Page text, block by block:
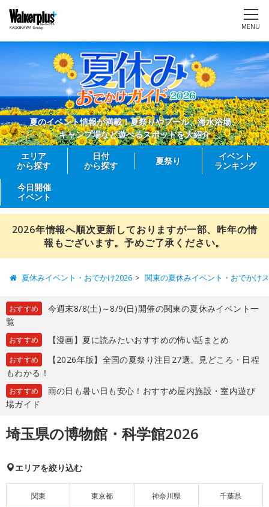
MENU
夏のイベント情報が満載！夏祭りやプール、海水浴場、
キャンプ場など遊べるスポットを大紹介
エリア
から探す
日付
から探す
夏祭り
イベント
ランキング
今日開催
イベント
2026年情報へ順次更新しておりますが一部、昨年の情
報もございます。予めご了承ください。
夏休みイベント・おでかけ2026 関東の夏休みイベント・おでかけ
おすすめ
今週末8/8(土)～8/9(日)開催の関東の夏休みイベント一
覧
おすすめ 【漫画】夏に読みたいおすすめの怖い話まとめ
おすすめ
【2026年版】全国の夏祭り注目27選。見どころ・日程
もわかる！
おすすめ
雨の日も暑い日も安心！おすすめ屋内施設・室内遊び
場ガイド
埼玉県の博物館・科学館2026
エリアを絞り込む
関東 東京都 神奈川県 千葉県